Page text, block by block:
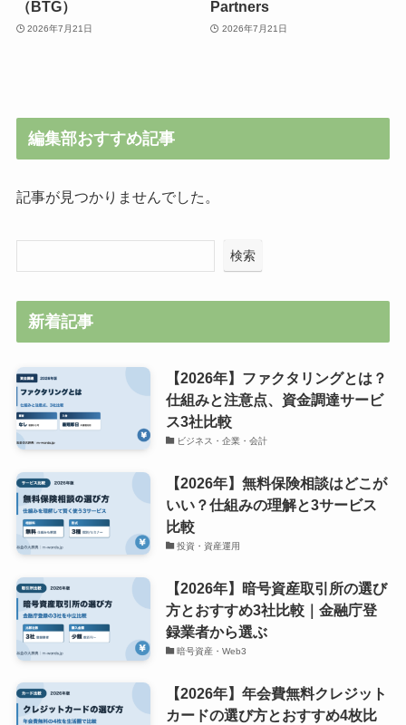
（BTG）
2026年7月21日
Partners
2026年7月21日
編集部おすすめ記事
記事が見つかりませんでした。
検索
新着記事
【2026年】ファクタリングとは？
仕組みと注意点、資金調達サービ
ス3社比較
ビジネス・企業・会計
【2026年】無料保険相談はどこが
いい？仕組みの理解と3サービス
比較
投資・資産運用
【2026年】暗号資産取引所の選び
方とおすすめ3社比較｜金融庁登
録業者から選ぶ
暗号資産・Web3
【2026年】年会費無料クレジット
カードの選び方とおすすめ4枚比